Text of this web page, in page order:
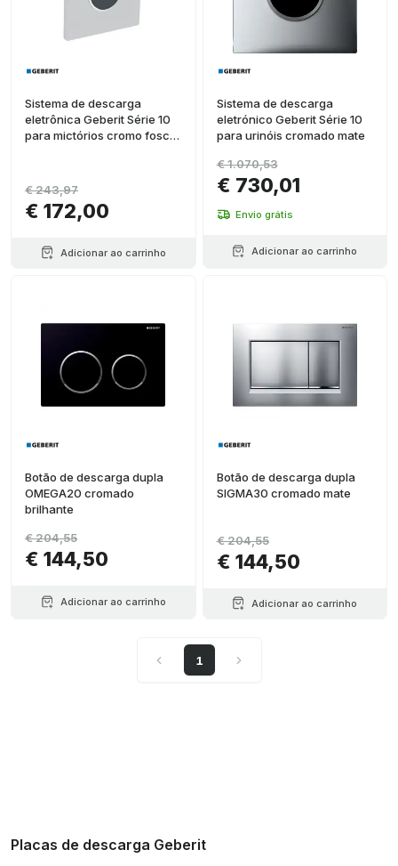
Sistema de descarga
eletrônica Geberit Série 10
para mictórios cromo fosco
€ 172,00
€ 243,97
Adicionar ao carrinho
Sistema de descarga
eletrónico Geberit Série 10
para urinóis cromado mate
€ 730,01
€ 1.070,53
Envio grátis
Adicionar ao carrinho
Botão de descarga dupla
OMEGA20 cromado
brilhante
€ 144,50
€ 204,55
Adicionar ao carrinho
Botão de descarga dupla
SIGMA30 cromado mate
€ 144,50
€ 204,55
Adicionar ao carrinho
1
Placas de descarga Geberit